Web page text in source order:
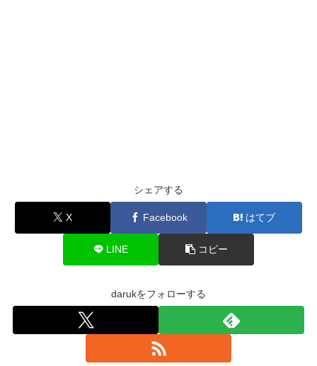
シェアする
X Facebook はてブ
LINE コピー
darukをフォローする